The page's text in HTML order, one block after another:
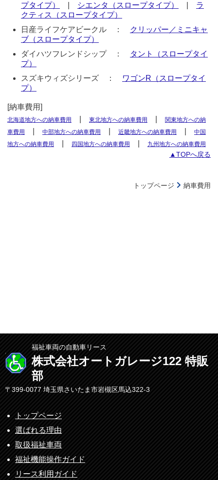
プタイプ）
シエンタ（スロープタイプ）
ラ
クティス（スロープタイプ）
日産ライフケアビークル ：
クリッパー／ミニキャ
ブ（スロープタイプ）
ダイハツフレンドシップ ：
タント（スロープタイ
プ）
スズキウィズシリーズ ：
ワゴンR（スロープタイ
プ）
[納車費用]
北海道地方への納車費用 東北地方への納車費用
関東地方への納
車費用
中部地方への納車費用 近畿地方への納車費用
中国
地方への納車費用
四国地方への納車費用 九州地方への納車費用
▲TOPへ戻る
トップページ 納車費用
福祉車両の自動車リース
株式会社オートガレージ122 特販
部
〒399-0077 埼玉県さいたま市岩槻区馬込322-3
トップページ
選ばれる理由
取扱福祉車両
福祉機能操作ガイド
リース利用ガイド